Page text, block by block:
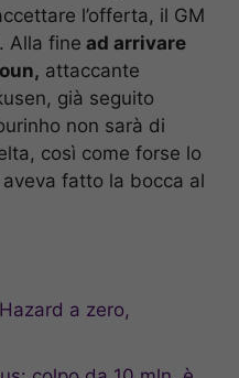
l’offerta, il GM
Alla fine ad arrivare
attaccante
già seguito
non sarà di
così come forse lo
fatto la bocca al
a zero,